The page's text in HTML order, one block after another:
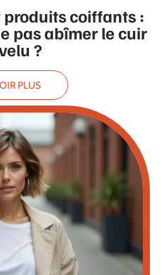
coiffants :
pas abîmer le cuir
?
PLUS